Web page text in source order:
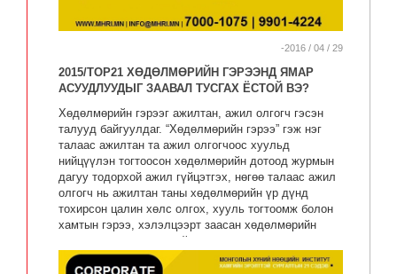
-2016 / 04 / 29
2015/TOP21 ХӨДӨЛМӨРИЙН ГЭРЭЭНД ЯМАР
АСУУДЛУУДЫГ ЗААВАЛ ТУСГАХ ЁСТОЙ ВЭ?
Хөдөлмөрийн гэрээг ажилтан, ажил олгогч гэсэн
талууд байгуулдаг. “Хөдөлмөрийн гэрээ” гэж нэг
талаас ажилтан та ажил олгогчоос хуульд
нийцүүлэн тогтоосон хөдөлмөрийн дотоод журмын
дагуу тодорхой ажил гүйцэтгэх, нөгөө талаас ажил
олгогч нь ажилтан таны хөдөлмөрийн үр дүнд
тохирсон цалин хөлс олгох, хууль тогтоомж болон
хамтын гэрээ, хэлэлцээрт заасан хөдөлмөрийн
нөхцөлөөр хангах тухай харилцан үүрэг хүлээсэн
тохиролцоог хэлнэ.